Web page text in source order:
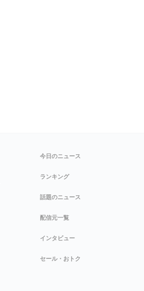
今日のニュース
ランキング
話題のニュース
配信元一覧
インタビュー
セール・おトク